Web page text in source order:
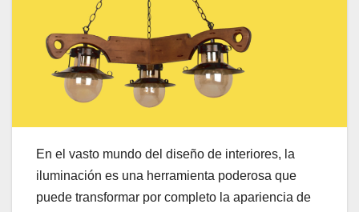
En el vasto mundo del diseño de interiores, la
iluminación es una herramienta poderosa que
puede transformar por completo la apariencia de